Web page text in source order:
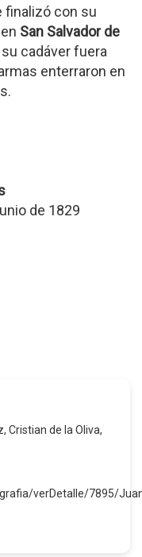
finalizó con su
San Salvador de
cadáver fuera
enterraron en
de 1829
Cristian de la Oliva,
verDetalle/7895/